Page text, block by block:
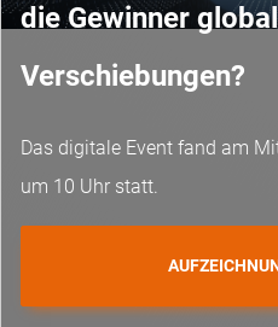
die Gewinner
Verschiebungen?
Das digitale Event fand am
um 10 Uhr statt.